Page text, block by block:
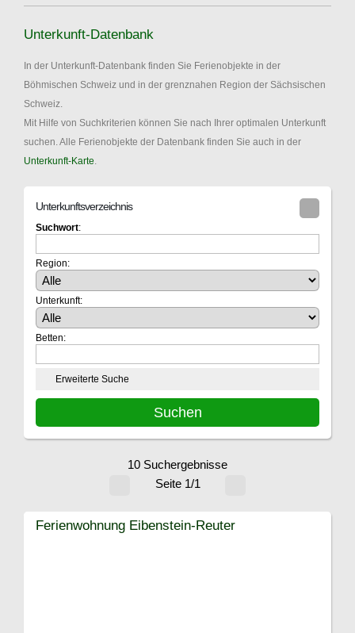
Unterkunft-Datenbank
In der Unterkunft-Datenbank finden Sie Ferienobjekte in der
Böhmischen Schweiz und in der grenznahen Region der Sächsischen
Schweiz.
Mit Hilfe von Suchkriterien können Sie nach Ihrer optimalen Unterkunft
suchen. Alle Ferienobjekte der Datenbank finden Sie auch in der
Unterkunft-Karte
Unterkunftsverzeichnis
Suchwort:
Region:
Unterkunft:
Betten:
Erweiterte Suche
10 Suchergebnisse
Seite 1/1
Ferienwohnung Eibenstein-Reuter